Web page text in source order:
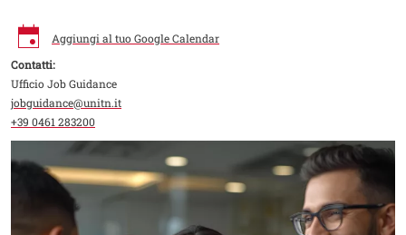
Aggiungi al tuo Google Calendar
Contatti:
Ufficio Job Guidance
jobguidance@unitn.it
+39 0461 283200